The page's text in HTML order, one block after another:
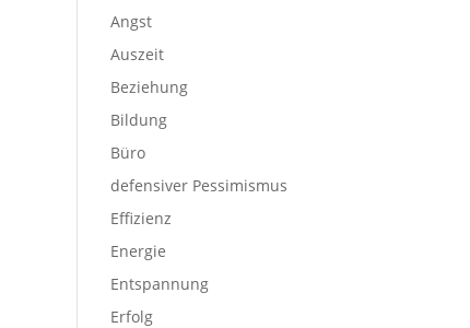
Angst
Auszeit
Beziehung
Bildung
Büro
defensiver Pessimismus
Effizienz
Energie
Entspannung
Erfolg